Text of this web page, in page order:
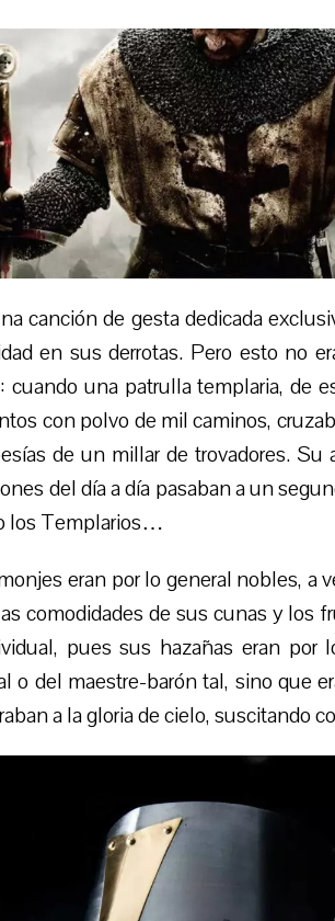
canción de gesta dedicada
en sus derrotas. Pero esto no
una patrulla templaria, de
con polvo de mil caminos,
de un millar de trovadores. Su
del día a día pasaban a un
los Templarios…
eran por lo general nobles, a
comodidades de sus cunas y los
pues sus hazañas eran por
o del maestre-barón tal, sino que
a la gloria de cielo, suscitando